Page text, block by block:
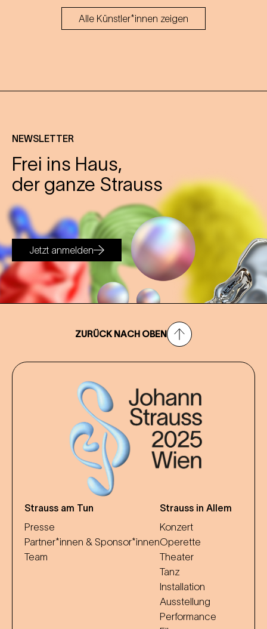
Alle Künstler*innen zeigen
NEWSLETTER
Frei ins Haus,
der ganze Strauss
Jetzt anmelden
ZURÜCK NACH OBEN
Strauss am Tun
Presse
Partner*innen & Sponsor*innen
Team
Strauss in Allem
Konzert
Operette
Theater
Tanz
Installation
Ausstellung
Performance